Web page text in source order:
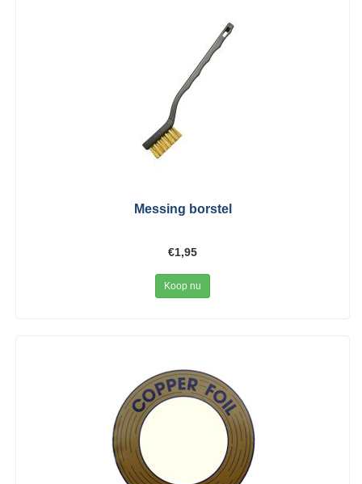
Messing borstel
€1,95
Koop nu